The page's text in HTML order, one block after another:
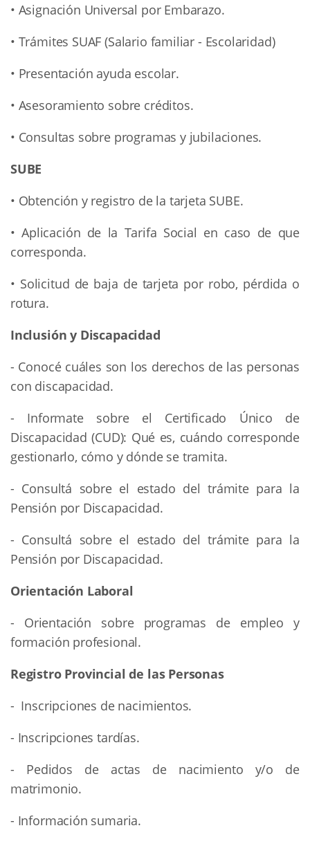
• Asignación Universal por Embarazo.
• Trámites SUAF (Salario familiar - Escolaridad)
• Presentación ayuda escolar.
• Asesoramiento sobre créditos.
• Consultas sobre programas y jubilaciones.
SUBE
• Obtención y registro de la tarjeta SUBE.
• Aplicación de la Tarifa Social en caso de que
corresponda.
• Solicitud de baja de tarjeta por robo, pérdida o
rotura.
Inclusión y Discapacidad
- Conocé cuáles son los derechos de las personas
con discapacidad.
- Informate sobre el Certificado Único de
Discapacidad (CUD): Qué es, cuándo corresponde
gestionarlo, cómo y dónde se tramita.
- Consultá sobre el estado del trámite para la
Pensión por Discapacidad.
- Consultá sobre el estado del trámite para la
Pensión por Discapacidad.
Orientación Laboral
- Orientación sobre programas de empleo y
formación profesional.
Registro Provincial de las Personas
- Inscripciones de nacimientos.
- Inscripciones tardías.
- Pedidos de actas de nacimiento y/o de
matrimonio.
- Información sumaria.